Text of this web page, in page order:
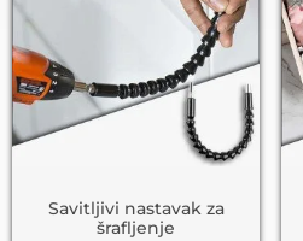
Savitljivi nastavak za
šrafljenje